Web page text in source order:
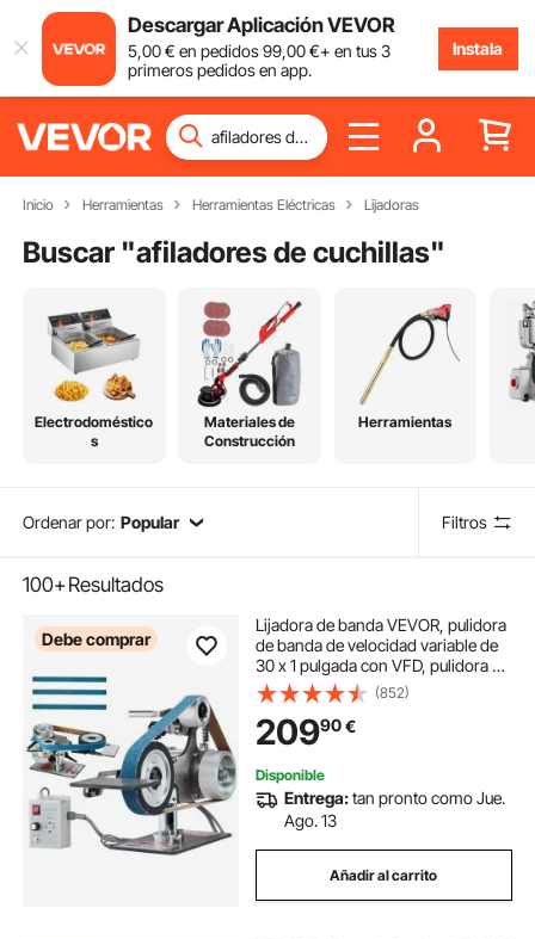
Descargar Aplicación VEVOR
5,00€ en pedidos99,00€+ en tus 3
primeros pedidos en app.
Instala
Inicio Herramientas Herramientas Eléctricas Lijadoras
Buscar "afiladores de cuchillas"
Electrodoméstico
s
Materiales de
Construcción
Herramientas
Ordenar por: Popular Filtros
100+Resultados
Debe comprar
Lijadora de banda VEVOR, pulidora
de banda de velocidad variable de
30 x 1 pulgada con VFD, pulidora de
banda de 550 W con 2 moldes de
pulido y 3 bandas de lijado para
trabajar metales y fabricar cuchillos
(852)
20990€
Disponible
Entrega:tan pronto como Jue.
Ago. 13
Añadir al carrito